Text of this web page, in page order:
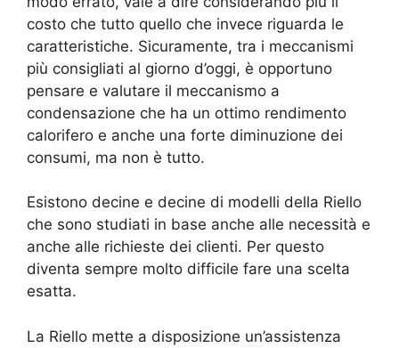
costo che tutto quello che invece riguarda le
caratteristiche. Sicuramente, tra i meccanismi
più consigliati al giorno d’oggi, è opportuno
pensare e valutare il meccanismo a
condensazione che ha un ottimo rendimento
calorifero e anche una forte diminuzione dei
consumi, ma non è tutto.
Esistono decine e decine di modelli della Riello
che sono studiati in base anche alle necessità e
anche alle richieste dei clienti. Per questo
diventa sempre molto difficile fare una scelta
esatta.
La Riello mette a disposizione un’assistenza